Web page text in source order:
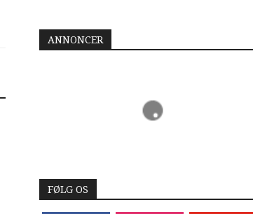
ANNONCER
FØLG OS